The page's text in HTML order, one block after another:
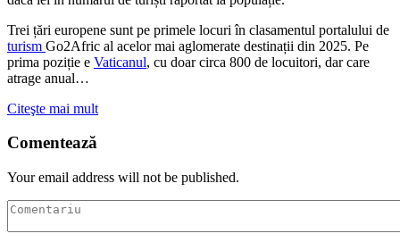
Trei țări europene sunt pe primele locuri în clasamentul portalului de
turism Go2Afric al acelor mai aglomerate destinații din 2025. Pe
prima poziție e Vaticanul, cu doar circa 800 de locuitori, dar care
atrage anual…
Citeşte mai mult
Comentează
Your email address will not be published.